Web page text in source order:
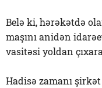
Belə ki, hərəkətdə
maşını anidən
vasitəsi yoldan
Hadisə zamanı